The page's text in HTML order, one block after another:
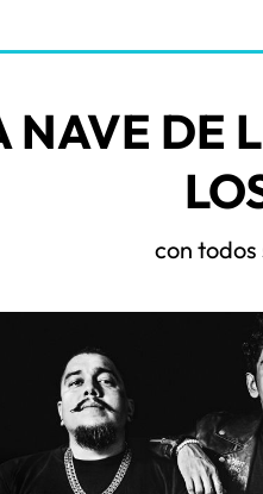
NAVE DE
con todos